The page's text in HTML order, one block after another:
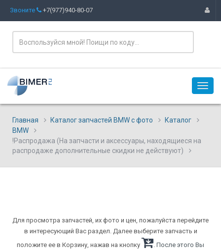
Звоните +7(977)940-80-07
Главная Каталог запчастей BMW с фото
Каталог
BMW
!Распродажа (На запчасти и аксессуары, находящиеся на
распродаже дополнительные скидки не действуют)
Для просмотра запчастей, их фото и цен, пожалуйста перейдите
в интересующий Вас раздел. Далее выберите запчасть и
положите ее в Корзину, нажав на кнопку
. После этого Вы